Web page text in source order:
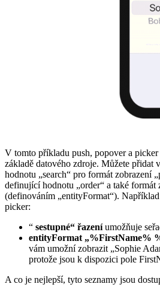
V tomto příkladu push, popover a picker
základě datového zdroje. Můžete přidat
hodnotu „search“ pro formát zobrazení
definující hodnotu „order“ a také formát
(definováním „entityFormat“).
picker:
“ sestupné“ řazeníumožňuje
entityFormat „%FirstName%
vám umožní zobrazit „Sophie
protože jsou k dispozici pole
A co je nejlepší, tyto seznamy jsou